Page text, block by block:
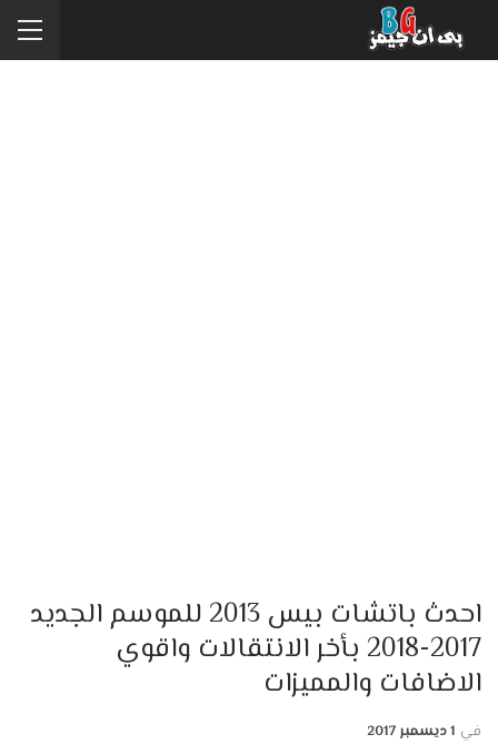
احدث باتشات بيس 2013 للموسم الجديد
2017-2018 بأخر الانتقالات واقوي
الاضافات والمميزات
في 1 ديسمبر 2017